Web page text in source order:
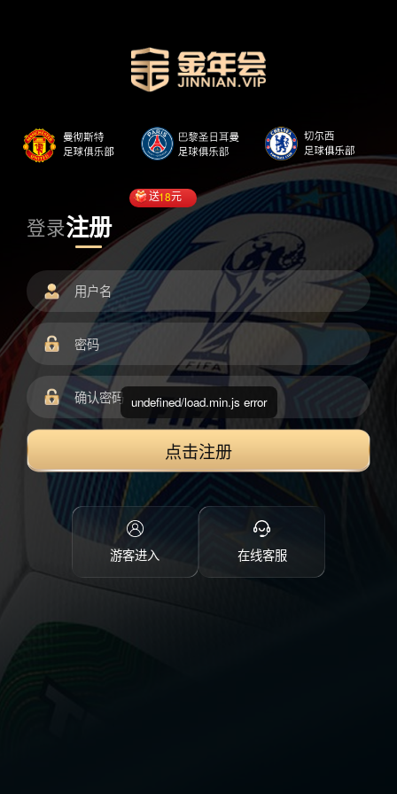
登录注册
送18元
点击注册
游客进入 在线客服
undefined/load.min.js error